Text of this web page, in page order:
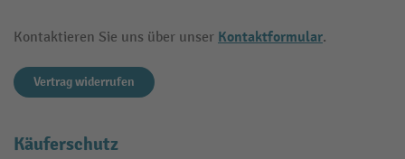
Kontaktieren Sie uns über unser Kontaktformular.
Vertrag widerrufen
Käuferschutz